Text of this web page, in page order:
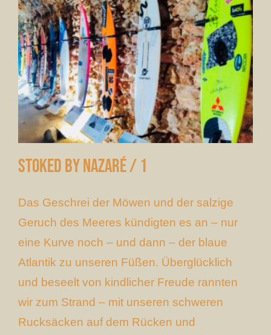
Stoked by Nazaré / 1
Das Geschrei der Möwen und der salzige
Geruch des Meeres kündigten es an – nur
eine Kurve noch – und dann – der blaue
Atlantik zu unseren Füßen. Überglücklich
und beseelt von kindlicher Freude rannten
wir zum Strand – mit unseren schweren
Rucksäcken auf dem Rücken und